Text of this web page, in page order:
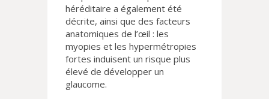
héréditaire a également été
décrite, ainsi que des facteurs
anatomiques de l’œil : les
myopies et les hypermétropies
fortes induisent un risque plus
élevé de développer un
glaucome.